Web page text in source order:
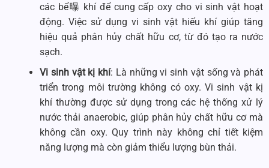
các bể曝 khí để cung cấp oxy cho vi sinh vật hoạt
động. Việc sử dụng vi sinh vật hiếu khí giúp tăng
hiệu quả phân hủy chất hữu cơ, từ đó tạo ra nước
sạch.
Vi sinh vật kị khí: Là những vi sinh vật sống và phát
triển trong môi trường không có oxy. Vi sinh vật kị
khí thường được sử dụng trong các hệ thống xử lý
nước thải anaerobic, giúp phân hủy chất hữu cơ mà
không cần oxy. Quy trình này không chỉ tiết kiệm
năng lượng mà còn giảm thiểu lượng bùn thải.